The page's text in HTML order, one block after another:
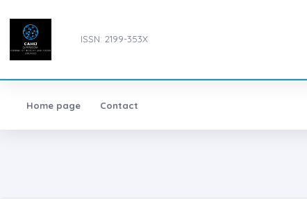
ISSN: 2199-353X
Home page Contact